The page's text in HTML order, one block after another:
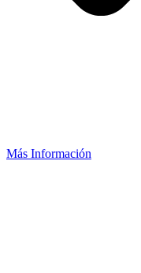
Más Información